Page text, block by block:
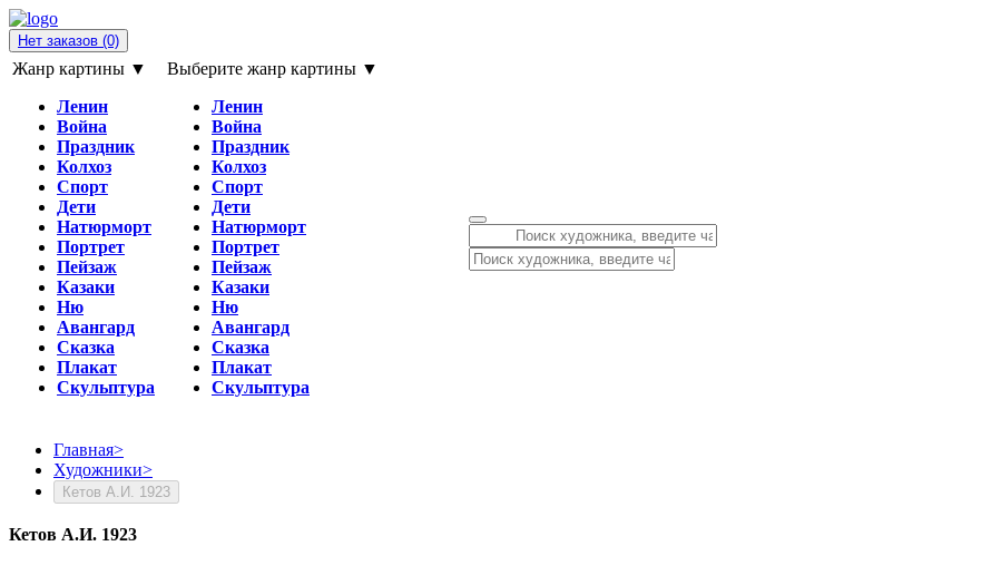
Нет заказов (0)
Жанр картины ▼
Ленин
Война
Праздник
Колхоз
Спорт
Дети
Натюрморт
Портрет
Пейзаж
Казаки
Ню
Авангард
Сказка
Плакат
Скульптура
Выберите жанр картины ▼
Ленин
Война
Праздник
Колхоз
Спорт
Дети
Натюрморт
Портрет
Пейзаж
Казаки
Ню
Авангард
Сказка
Плакат
Скульптура
Главная>
Художники>
Кетов А.И. 1923
Кетов А.И. 1923